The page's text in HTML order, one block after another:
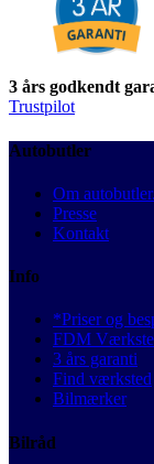
3 års godkendt
Trustpilot
Autobutler
Om
Presse
Kontakt
Info
*Priser og
FDM
3 års garanti
Find værksted
Bilmærker
Bilråd